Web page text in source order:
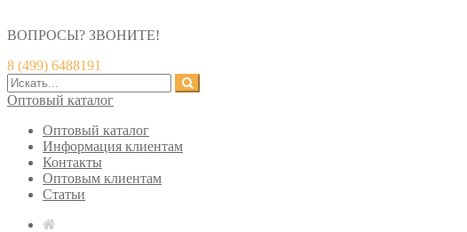
ВОПРОСЫ? ЗВОНИТЕ!
8 (499) 6488191
Оптовый каталог
Оптовый каталог
Информация клиентам
Контакты
Оптовым клиентам
Статьи